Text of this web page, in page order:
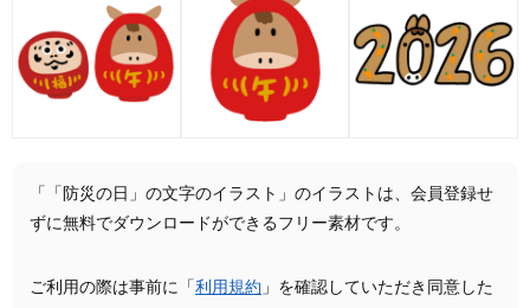
「「防災の日」の文字のイラスト」のイラストは、会員登録せ
ずに無料でダウンロードができるフリー素材です。
ご利用の際は事前に「 利用規約 」を確認していただき同意した